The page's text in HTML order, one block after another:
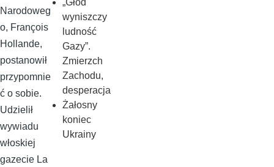
Narodoweg
o, François
Hollande,
postanowił
przypomnie
ć o sobie.
Udzielił
wywiadu
włoskiej
gazecie La
„Głód
wyniszczy
ludność
Gazy”.
Zmierzch
Zachodu,
desperacja
Żałosny
koniec
Ukrainy